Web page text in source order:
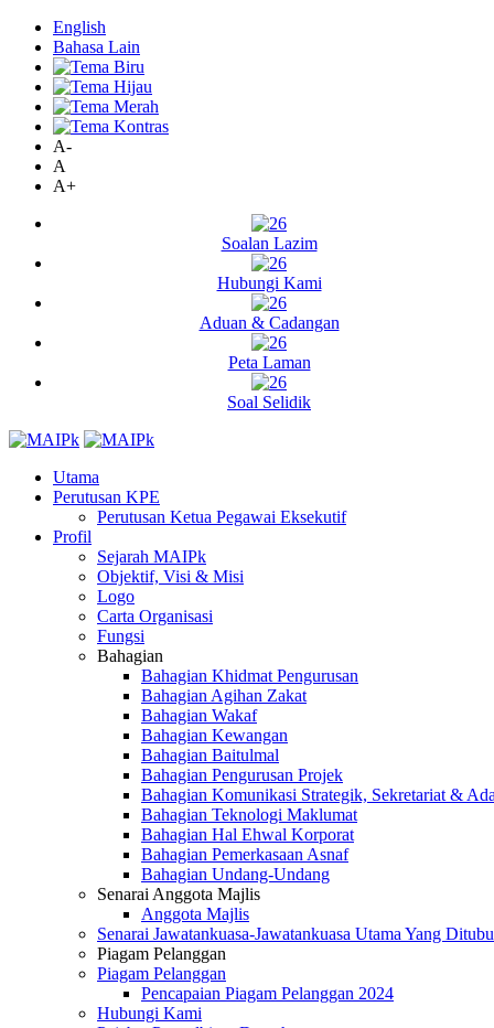
English
Bahasa Lain
A-
A
A+
Soalan Lazim
Hubungi Kami
Aduan & Cadangan
Peta Laman
Soal Selidik
Utama
Perutusan KPE
Perutusan Ketua Pegawai Eksekutif
Profil
Sejarah MAIPk
Objektif, Visi & Misi
Logo
Carta Organisasi
Fungsi
Bahagian
Bahagian Khidmat Pengurusan
Bahagian Agihan Zakat
Bahagian Wakaf
Bahagian Kewangan
Bahagian Baitulmal
Bahagian Pengurusan Projek
Bahagian Komunikasi Strategik, Sekretariat &
Bahagian Teknologi Maklumat
Bahagian Hal Ehwal Korporat
Bahagian Pemerkasaan Asnaf
Bahagian Undang-Undang
Senarai Anggota Majlis
Anggota Majlis
Senarai Jawatankuasa-Jawatankuasa Utama Yang
Piagam Pelanggan
Piagam Pelanggan
Pencapaian Piagam Pelanggan 2024
Hubungi Kami